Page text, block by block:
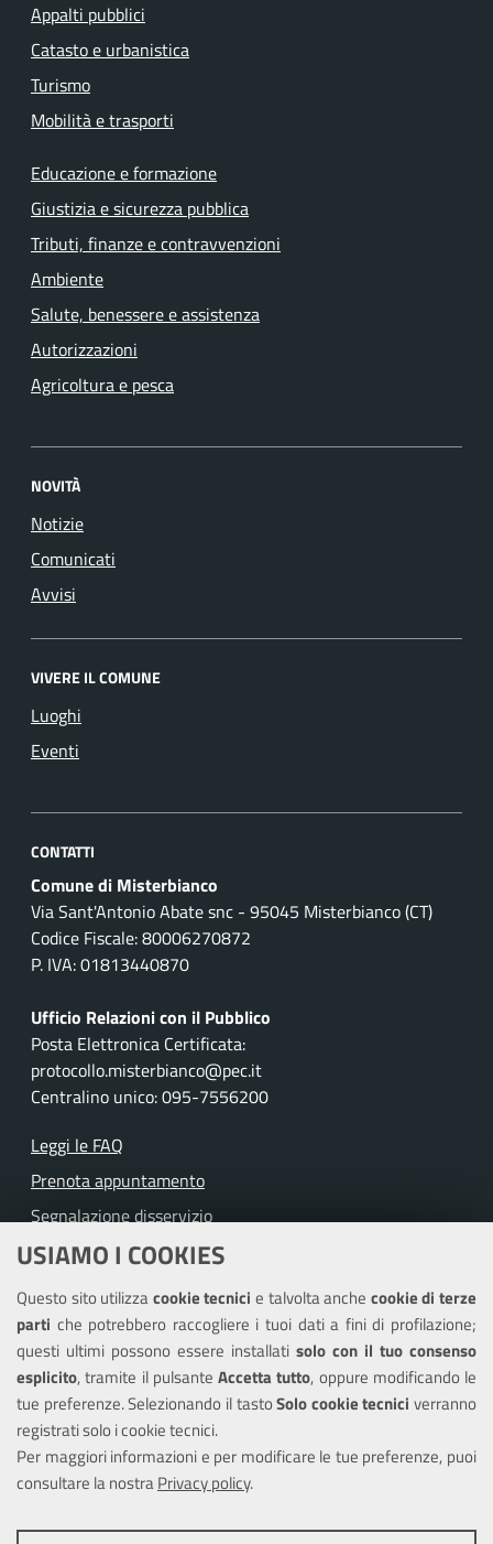
USIAMO I COOKIES
Questo sito utilizzacookie tecnicie talvolta anche cookie di terze
parti che potrebbero raccogliere i tuoi dati a fini di profilazione;
questi ultimi possono essere installati solo con il tuo consenso
esplicito, tramite il pulsante Accetta tutto, oppure modificando le
tue preferenze. Selezionando il tastoSolo cookie tecnici verranno
registrati solo i cookie tecnici.
Per maggiori informazioni e per modificare le tue preferenze, puoi
consultare la nostraPrivacy policy.
Appalti pubblici
Catasto e urbanistica
Turismo
Mobilità e trasporti
Educazione e formazione
Giustizia e sicurezza pubblica
Tributi, finanze e contravvenzioni
Ambiente
Salute, benessere e assistenza
Autorizzazioni
Agricoltura e pesca
NOVITÀ
Notizie
Comunicati
Avvisi
VIVERE IL COMUNE
Luoghi
Eventi
CONTATTI
Comune di Misterbianco
Via Sant'Antonio Abate snc - 95045 Misterbianco (CT)
Codice Fiscale: 80006270872
P. IVA: 01813440870
Ufficio Relazioni con il Pubblico
Posta Elettronica Certificata:
protocollo.misterbianco@pec.it
Centralino unico: 095-7556200
Leggi le FAQ
Prenota appuntamento
Segnalazione disservizio
Richiesta assistenza
Amministrazione trasparente
Informativa privacy
Note legali
Piano di miglioramento del sito
Dichiarazione di accessibilità